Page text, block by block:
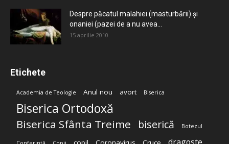
Despre păcatul malahiei (masturbării) şi
onaniei (pazei de a nu avea...
15 aprilie 2010
Etichete
Academia de Teologie Anul nou avort Biserica
Biserica Ortodoxă
Biserica Sfânta Treime biserică Botezul